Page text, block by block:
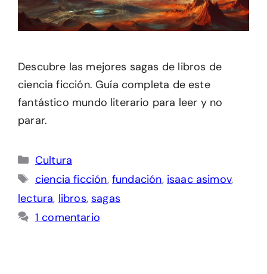
Descubre las mejores sagas de libros de
ciencia ficción. Guía completa de este
fantástico mundo literario para leer y no
parar.
Categorías
Cultura
Etiquetas
ciencia ficción, fundación, isaac asimov,
lectura, libros,sagas
1 comentario